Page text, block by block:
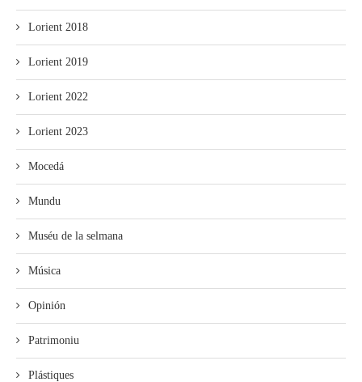
Lorient 2018
Lorient 2019
Lorient 2022
Lorient 2023
Mocedá
Mundu
Muséu de la selmana
Música
Opinión
Patrimoniu
Plástiques